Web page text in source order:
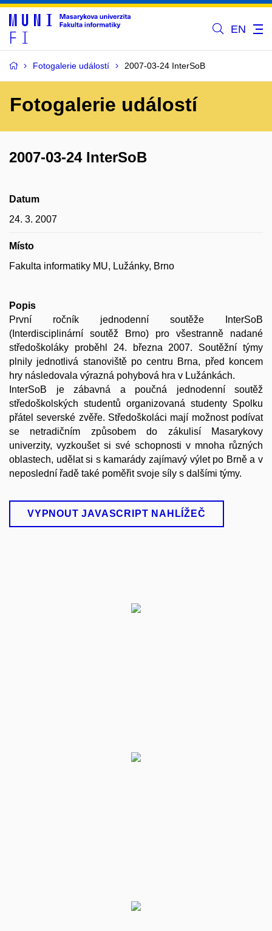
EN
Fotogalerie událostí 2007-03-24 InterSoB
Fotogalerie událostí
2007-03-24 InterSoB
Datum
24. 3. 2007
Místo
Fakulta informatiky MU, Lužánky, Brno
Popis
První ročník jednodenní soutěže InterSoB
(Interdisciplinární soutěž Brno) pro všestranně nadané
středoškoláky proběhl 24. března 2007. Soutěžní týmy
plnily jednotlivá stanoviště po centru Brna, před koncem
hry následovala výrazná pohybová hra v Lužánkách.
InterSoB je zábavná a poučná jednodenní soutěž
středoškolských studentů organizovaná studenty Spolku
přátel severské zvěře. Středoškoláci mají možnost podívat
se netradičním způsobem do zákulisí Masarykovy
univerzity, vyzkoušet si své schopnosti v mnoha různých
oblastech, udělat si s kamarády zajímavý výlet po Brně a v
neposlední řadě také poměřit svoje síly s dalšími týmy.
VYPNOUT JAVASCRIPT NAHLÍŽEČ